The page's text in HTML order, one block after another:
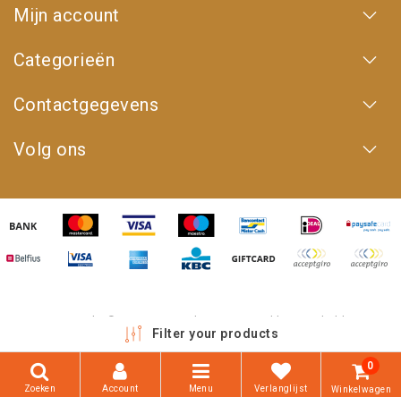
Mijn account
Categorieën
Contactgegevens
Volg ons
Copyright © 2026 - 4WD Shop | Powered by emarkable
Filter your products
Zoeken Account Menu Verlanglijst
0
Winkelwagen